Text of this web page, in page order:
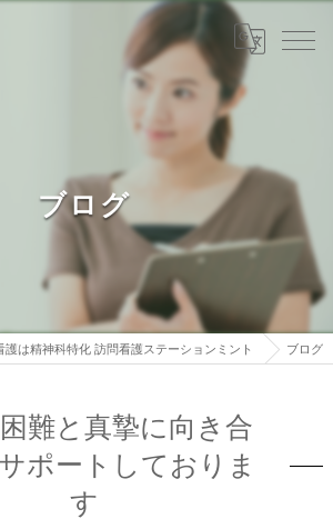
ブログ
護は精神科特化 訪問看護ステーションミント ブログ
難と真摯に向き合
ポートしておりま
す